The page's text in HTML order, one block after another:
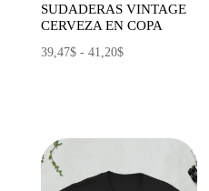
SUDADERAS VINTAGE
CERVEZA EN COPA
39,47$ - 41,20$Rango
hasta